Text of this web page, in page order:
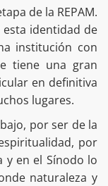
de la REPAM.
identidad de
institución con
tiene una gran
en definitiva
lugares.
por ser de la
por
y en el Sínodo lo
naturaleza y